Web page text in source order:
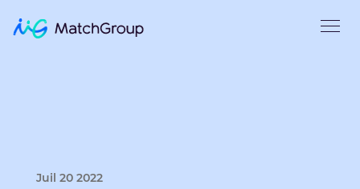
Juil 20 2022